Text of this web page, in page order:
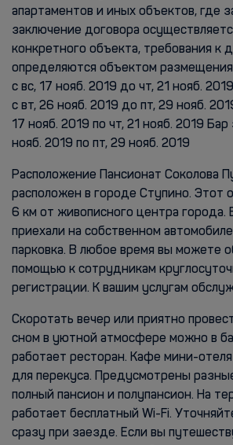
апартаментов и иных объектов, где
заключение договора
конкретного объекта, требования к
определяются объектом
с вс, 17 нояб. 2019 до чт, 21 нояб.
с вт, 26 нояб. 2019 до пт, 29 нояб.
17 нояб. 2019 по чт, 21 нояб. 2019 Бар
нояб. 2019 по пт, 29 нояб. 2019
Расположение Пансионат Соколова
расположен в городе Ступино. Этот
6 км от живописного центра города.
приехали на собственном
парковка. В любое время вы можете
помощью к сотрудникам
регистрации. К вашим услугам
Скоротать вечер или приятно
сном в уютной атмосфере можно в
работает ресторан. Кафе мини-
для перекуса. Предусмотрены
полный пансион и полупансион. На
работает бесплатный Wi-Fi.
сразу при заезде. Если вы